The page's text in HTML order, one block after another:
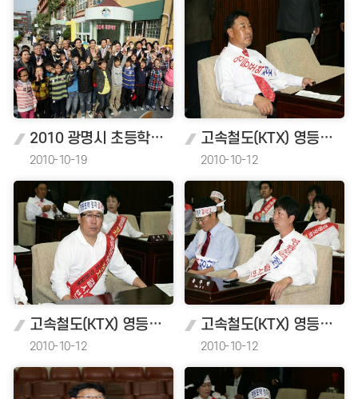
2010 광명시 초등학교 배움터 지킴이 발대식
2010-10-19
고속철도(KTX) 영등포역 정차반대성명서 채택
2010-10-12
고속철도(KTX) 영등포역 정차반대성명서 채택
2010-10-12
고속철도(KTX) 영등포역 정차반대성명서 채택
2010-10-12